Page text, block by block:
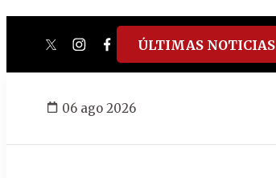
twitterinstagram
facebook
tiktokyoutube
spotify
ÚLTIMAS NOTICIAS
06 ago 2026